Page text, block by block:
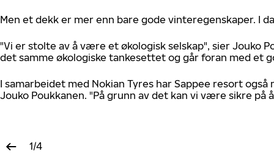
Men et dekk er mer enn bare gode vinteregenskaper. I
"Vi er stolte av å være et økologisk selskap", sier Jouko
det samme økologiske tankesettet og går foran med et
I samarbeidet med Nokian Tyres har Sappee resort
Jouko Poukkanen. "På grunn av det kan vi være sikre
1/4